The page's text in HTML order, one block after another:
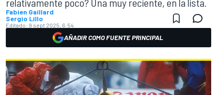
Fabien Gaillard
Sergio Lillo
Editado: 9 sept 2025, 6:54
AÑADIR COMO FUENTE PRINCIPAL